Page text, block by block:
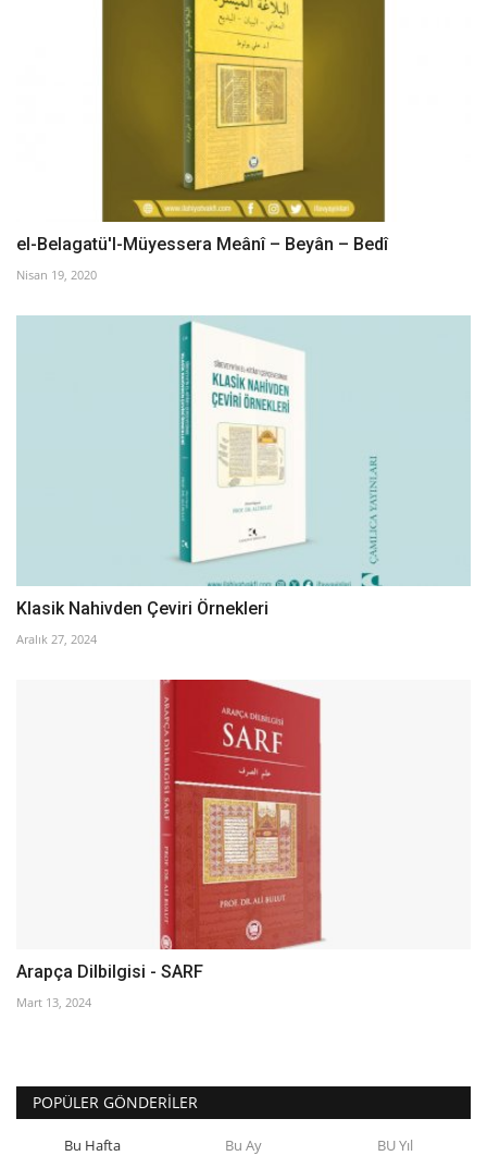
el-Belagatü'l-Müyessera Meânî – Beyân – Bedî
Nisan 19, 2020
Klasik Nahivden Çeviri Örnekleri
Aralık 27, 2024
Arapça Dilbilgisi - SARF
Mart 13, 2024
POPÜLER GÖNDERILER
Bu Hafta Bu Ay BU Yıl